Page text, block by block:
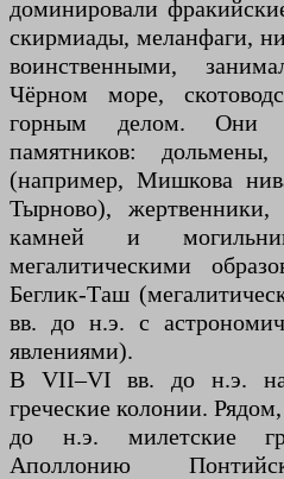
доминировали
скирмиады, меланфаги,
воинственными,
Чёрном море,
горным делом. Они
памятников:
(например, Мишкова
Тырново),
камней и
мегалитическими
Беглик-Таш
вв. до н.э. с
явлениями).
В VII–VI вв. до н.э. на
греческие колонии.
до н.э. милетские
Аполлонию